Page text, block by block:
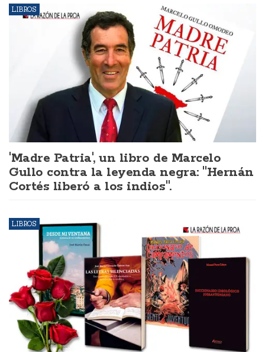
LIBROS
'Madre Patria', un libro de Marcelo
Gullo contra la leyenda negra: "Hernán
Cortés liberó a los indios".
LIBROS